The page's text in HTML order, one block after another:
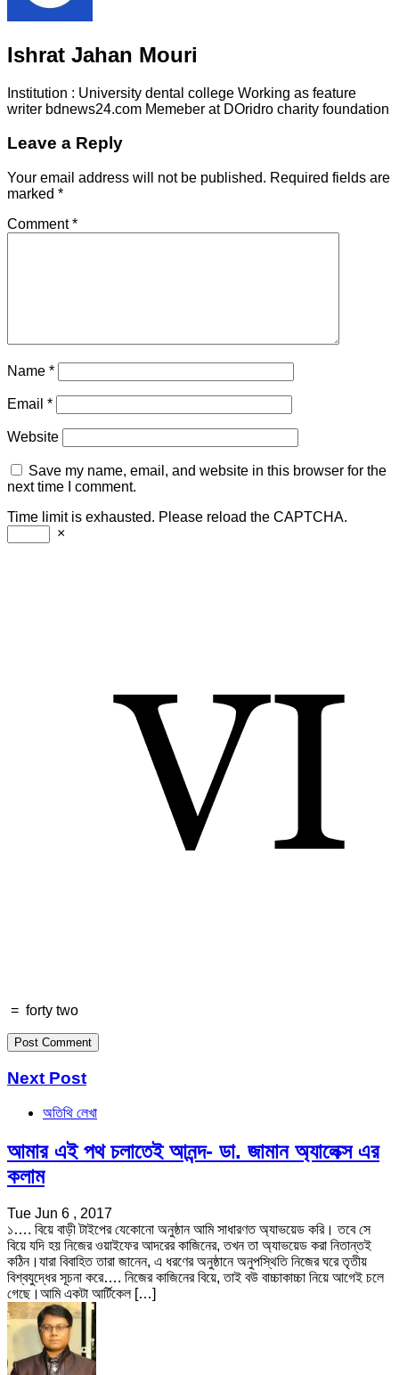
Ishrat Jahan Mouri
Institution : University dental college Working as feature
writer bdnews24.com Memeber at DOridro charity foundation
Leave a Reply
Your email address will not be published. Required fields are
marked *
Comment*
Name *
Email *
Website
Save my name, email, and website in this browser for the
next time I comment.
Time limit is exhausted. Please reload the CAPTCHA.
×
= forty two
Next Post
অতিথি লেখা
আমার এই পথ চলাতেই আনন্দ- ডা. জামান অ্যালেক্স এর
কলাম
Tue Jun 6 , 2017
১…. বিয়ে বাড়ী টাইপের যেকোনো অনুষ্ঠান আমি সাধারণত অ্যাভয়েড করি। তবে সে
বিয়ে যদি হয় নিজের ওয়াইফের আদরের কাজিনের, তখন তা অ্যাভয়েড করা নিতান্তই
কঠিন।যারা বিবাহিত তারা জানেন, এ ধরণের অনুষ্ঠানে অনুপস্থিতি নিজের ঘরে তৃতীয়
বিশ্বযুদ্ধের সূচনা করে…. নিজের কাজিনের বিয়ে, তাই বউ বাচ্চাকাচ্চা নিয়ে আগেই চলে
গেছে।আমি একটা আর্টিকেল […]